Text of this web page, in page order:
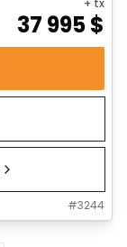
37 995$
#3244